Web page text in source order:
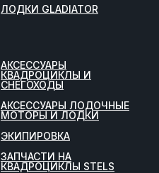
ЛОДКИ GLADIATOR
АКСЕССУАРЫ
КВАДРОЦИКЛЫ И
СНЕГОХОДЫ
АКСЕССУАРЫ ЛОДОЧНЫЕ
МОТОРЫ И ЛОДКИ
ЭКИПИРОВКА
ЗАПЧАСТИ НА
КВАДРОЦИКЛЫ STELS